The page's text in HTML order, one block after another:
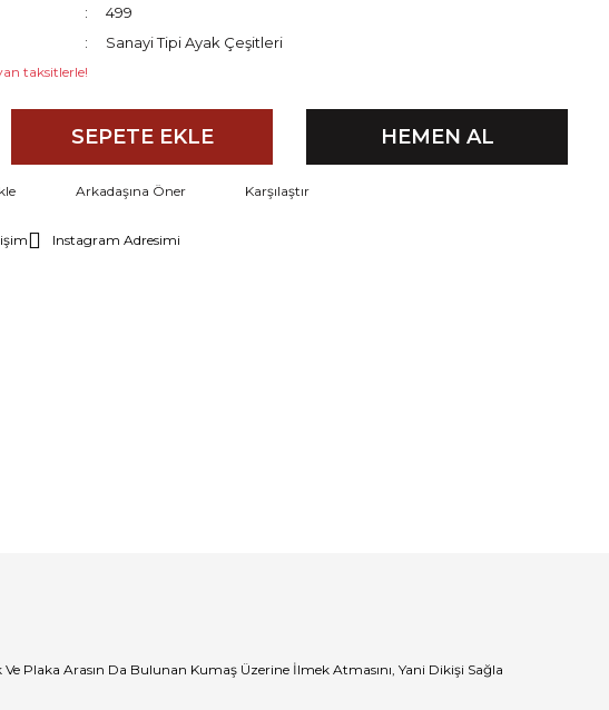
499
Sanayi Tipi Ayak Çeşitleri
taksitlerle!
SEPETE EKLE HEMEN AL
Arkadaşına Öner Karşılaştır
Instagram Adresimi
Plaka Arasın Da Bulunan Kumaş Üzerine İlmek Atmasını, Yani Dikişi Sağla